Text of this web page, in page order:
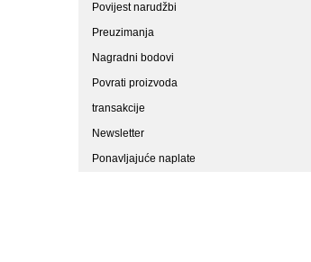
Povijest narudžbi
Preuzimanja
Nagradni bodovi
Povrati proizvoda
transakcije
Newsletter
Ponavljajuće naplate